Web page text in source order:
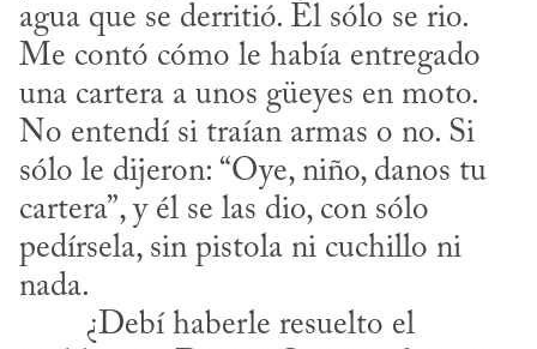
agua que se derritió. Él sólo se rio.
Me contó cómo le había entregado
una cartera a unos güeyes en moto.
No entendí si traían armas o no. Si
sólo le dijeron: “Oye, niño, danos tu
cartera”, y él se las dio, con sólo
pedírsela, sin pistola ni cuchillo ni
nada.